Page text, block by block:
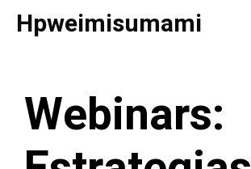
SaltarHpweimisumami
Webinars: